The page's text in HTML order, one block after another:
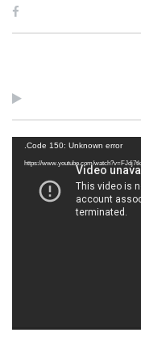
Code 150: Unknown error.